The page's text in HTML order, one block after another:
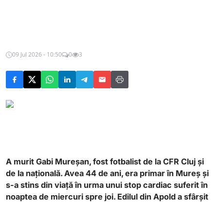
09 Jul 2026 - 10:50 0 3
A murit Gabi Mureșan, fost fotbalist de la CFR Cluj și
de la națională. Avea 44 de ani, era primar în Mureș și
s-a stins din viață în urma unui stop cardiac suferit în
noaptea de miercuri spre joi. Edilul din Apold a sfârșit